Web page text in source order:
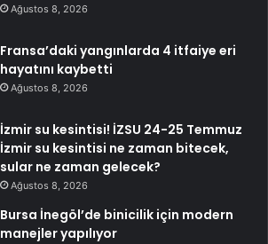
Ağustos 8, 2026
Fransa’daki yangınlarda 4 itfaiye eri
hayatını kaybetti
Ağustos 8, 2026
İzmir su kesintisi! İZSU 24-25 Temmuz
İzmir su kesintisi ne zaman bitecek,
sular ne zaman gelecek?
Ağustos 8, 2026
Bursa İnegöl’de binicilik için modern
manejler yapılıyor